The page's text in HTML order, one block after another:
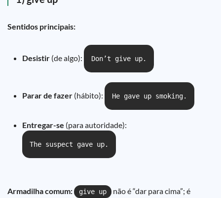
Sentidos principais:
Desistir (de algo): Don’t give up.
Parar de fazer (hábito): He gave up smoking.
Entregar-se (para autoridade):
The suspect gave up.
Armadilha comum: give up
não é “dar para cima”; é